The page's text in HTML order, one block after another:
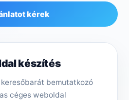
kérek
készítés
bemutatkozó
céges weboldal